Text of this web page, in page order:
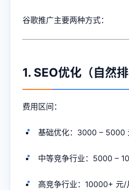
谷歌推广主要两种方式：
1. SEO优化（自然排
费用区间：
基础优化：3000 – 5000
中等竞争行业：5000 –
高竞争行业：10000+ 元/